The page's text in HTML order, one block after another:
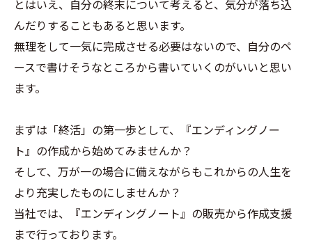
とはいえ、自分の終末について考えると、気分が落ち込
んだりすることもあると思います。
無理をして一気に完成させる必要はないので、自分のペ
ースで書けそうなところから書いていくのがいいと思い
ます。
まずは「終活」の第一歩として、『エンディングノー
ト』の作成から始めてみませんか？
そして、万が一の場合に備えながらもこれからの人生を
より充実したものにしませんか？
当社では、『エンディングノート』の販売から作成支援
まで行っております。